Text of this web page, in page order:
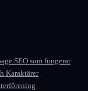
SEO som fungerar
Karaktärer